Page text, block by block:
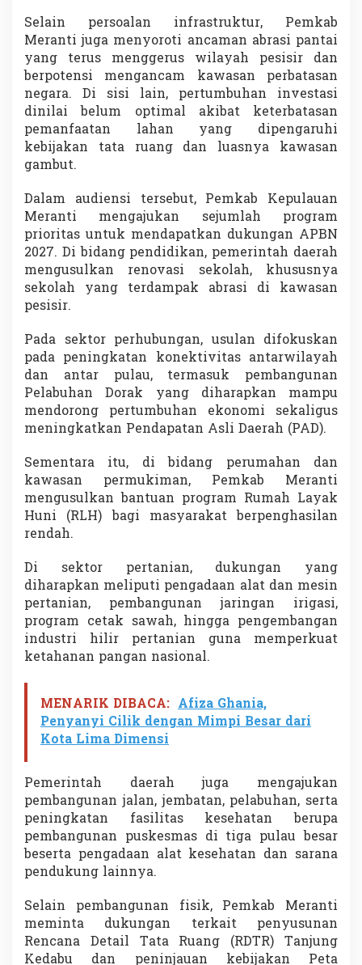
Selain persoalan infrastruktur, Pemkab
Meranti juga menyoroti ancaman abrasi pantai
yang terus menggerus wilayah pesisir dan
berpotensi mengancam kawasan perbatasan
negara. Di sisi lain, pertumbuhan investasi
dinilai belum optimal akibat keterbatasan
pemanfaatan lahan yang dipengaruhi
kebijakan tata ruang dan luasnya kawasan
gambut.
Dalam audiensi tersebut, Pemkab Kepulauan
Meranti mengajukan sejumlah program
prioritas untuk mendapatkan dukungan APBN
2027. Di bidang pendidikan, pemerintah daerah
mengusulkan renovasi sekolah, khususnya
sekolah yang terdampak abrasi di kawasan
pesisir.
Pada sektor perhubungan, usulan difokuskan
pada peningkatan konektivitas antarwilayah
dan antar pulau, termasuk pembangunan
Pelabuhan Dorak yang diharapkan mampu
mendorong pertumbuhan ekonomi sekaligus
meningkatkan Pendapatan Asli Daerah (PAD).
Sementara itu, di bidang perumahan dan
kawasan permukiman, Pemkab Meranti
mengusulkan bantuan program Rumah Layak
Huni (RLH) bagi masyarakat berpenghasilan
rendah.
Di sektor pertanian, dukungan yang
diharapkan meliputi pengadaan alat dan mesin
pertanian, pembangunan jaringan irigasi,
program cetak sawah, hingga pengembangan
industri hilir pertanian guna memperkuat
ketahanan pangan nasional.
MENARIK DIBACA: Afiza Ghania,
Penyanyi Cilik dengan Mimpi Besar dari
Kota Lima Dimensi
Pemerintah daerah juga mengajukan
pembangunan jalan, jembatan, pelabuhan, serta
peningkatan fasilitas kesehatan berupa
pembangunan puskesmas di tiga pulau besar
beserta pengadaan alat kesehatan dan sarana
pendukung lainnya.
Selain pembangunan fisik, Pemkab Meranti
meminta dukungan terkait penyusunan
Rencana Detail Tata Ruang (RDTR) Tanjung
Kedabu dan peninjauan kebijakan Peta